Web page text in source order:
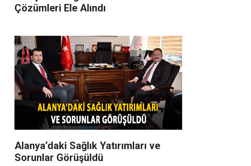
Çözümleri Ele Alındı
Alanya’daki Sağlık Yatırımları ve
Sorunlar Görüşüldü